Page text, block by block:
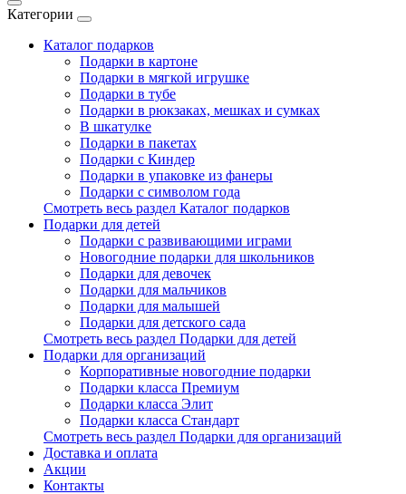
Категории
Каталог подарков
Подарки в картоне
Подарки в мягкой игрушке
Подарки в тубе
Подарки в рюкзаках, мешках и сумках
В шкатулке
Подарки в пакетах
Подарки с Киндер
Подарки в упаковке из фанеры
Подарки с символом года
Смотреть весь раздел Каталог подарков
Подарки для детей
Подарки с развивающими играми
Новогодние подарки для школьников
Подарки для девочек
Подарки для мальчиков
Подарки для малышей
Подарки для детского сада
Смотреть весь раздел Подарки для детей
Подарки для организаций
Корпоративные новогодние подарки
Подарки класса Премиум
Подарки класса Элит
Подарки класса Стандарт
Смотреть весь раздел Подарки для организаций
Доставка и оплата
Акции
Контакты